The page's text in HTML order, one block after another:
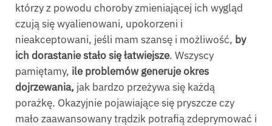
którzy z powodu choroby zmieniającej ich wygląd
czują się wyalienowani, upokorzeni i
nieakceptowani, jeśli mam szansę i możliwość, by
ich dorastanie stało się łatwiejsze. Wszyscy
pamiętamy, ile problemów generuje okres
dojrzewania, jak bardzo przeżywa się każdą
porażkę. Okazyjnie pojawiające się pryszcze czy
mało zaawansowany trądzik potrafią zdeprymować i